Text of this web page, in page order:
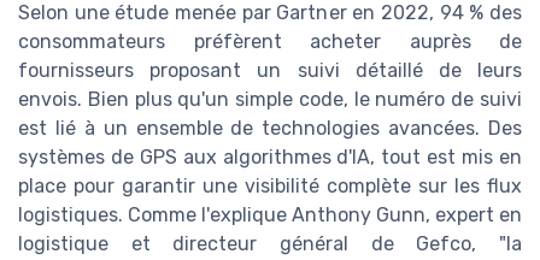
Selon une étude menée par Gartner en 2022, 94 % des
consommateurs préfèrent acheter auprès de
fournisseurs proposant un suivi détaillé de leurs
envois. Bien plus qu'un simple code, le numéro de suivi
est lié à un ensemble de technologies avancées. Des
systèmes de GPS aux algorithmes d'IA, tout est mis en
place pour garantir une visibilité complète sur les flux
logistiques. Comme l'explique Anthony Gunn, expert en
logistique et directeur général de Gefco, "la